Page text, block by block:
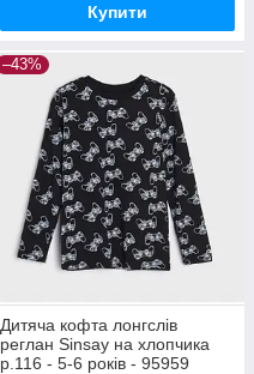
Купити
–43%
Дитяча кофта лонгслів
реглан Sinsay на хлопчика
р.116 - 5-6 років - 95959